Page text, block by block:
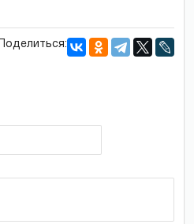
Поделиться: